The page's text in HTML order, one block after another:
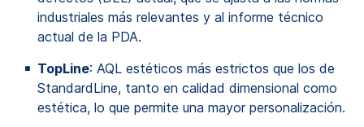
industriales más relevantes y al informe técnico
actual de la PDA.
TopLine: AQL estéticos más estrictos que los de
StandardLine, tanto en calidad dimensional como
estética, lo que permite una mayor personalización.